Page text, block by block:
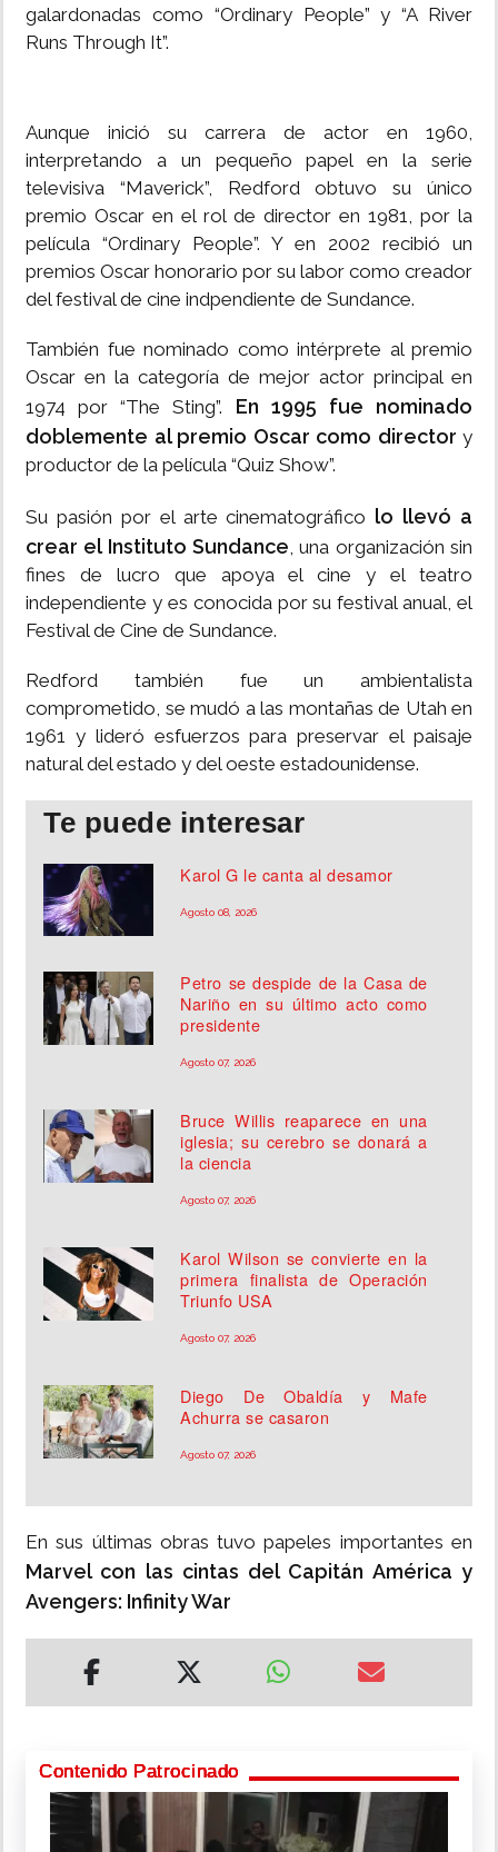
galardonadas como “Ordinary People” y “A River
Runs Through It”.
Aunque inició su carrera de actor en 1960,
interpretando a un pequeño papel en la serie
televisiva “Maverick”, Redford obtuvo su único
premio Oscar en el rol de director en 1981, por la
película “Ordinary People”. Y en 2002 recibió un
premios Oscar honorario por su labor como creador
del festival de cine indpendiente de Sundance.
También fue nominado como intérprete al premio
Oscar en la categoría de mejor actor principal en
1974 por “The Sting”. En 1995 fue nominado
doblemente al premio Oscar como director y
productor de la película “Quiz Show”.
Su pasión por el arte cinematográfico lo llevó a
crear el Instituto Sundance, una organización sin
fines de lucro que apoya el cine y el teatro
independiente y es conocida por su festival anual, el
Festival de Cine de Sundance.
Redford también fue un ambientalista
comprometido, se mudó a las montañas de Utah en
1961 y lideró esfuerzos para preservar el paisaje
natural del estado y del oeste estadounidense.
Te puede interesar
Karol G le canta al desamor
Agosto 08, 2026
Petro se despide de la Casa de
Nariño en su último acto como
presidente
Agosto 07, 2026
Bruce Willis reaparece en una
iglesia; su cerebro se donará a
la ciencia
Agosto 07, 2026
Karol Wilson se convierte en la
primera finalista de Operación
Triunfo USA
Agosto 07, 2026
Diego De Obaldía y Mafe
Achurra se casaron
Agosto 07, 2026
En sus últimas obras tuvo papeles importantes en
Marvel con las cintas del Capitán América y
Avengers: Infinity War
Contenido Patrocinado